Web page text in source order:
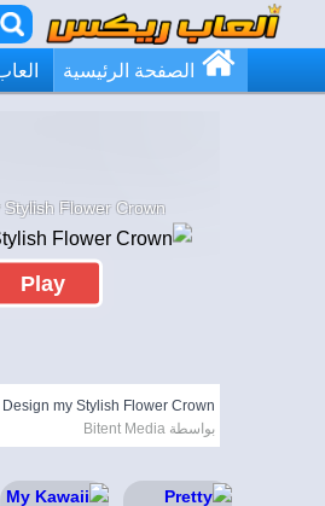
الصفحة الرئيسية
Flower Crown
Play
Design my Stylish Flower Crown
بواسطة Bitent Media